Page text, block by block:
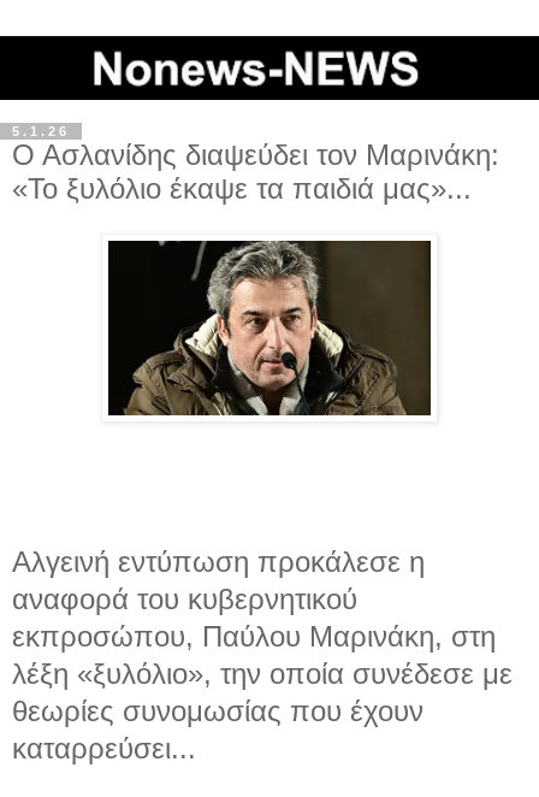
5.1.26
Ο Ασλανίδης διαψεύδει τον Μαρινάκη:
«Το ξυλόλιο έκαψε τα παιδιά μας»...
Αλγεινή εντύπωση προκάλεσε η
αναφορά του κυβερνητικού
εκπροσώπου, Παύλου Μαρινάκη, στη
λέξη «ξυλόλιο», την οποία συνέδεσε με
θεωρίες συνομωσίας που έχουν
καταρρεύσει...